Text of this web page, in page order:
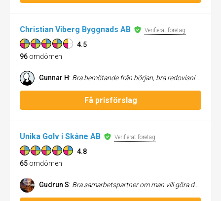
Christian Viberg Byggnads AB Verifierat företag
4.5
96 omdömen
Gunnar H: Bra bemötande från början, bra redovisning av arbetet löpande under tiden. Mycket duktiga och kunniga arbetare. Kan rekomdera detta byggföretag.
Få prisförslag
Unika Golv i Skåne AB Verifierat företag
4.8
65 omdömen
Gudrun S: Bra samarbetspartner om man vill göra delar av jobbet själv. Deras jobb är bra, punktligt och korrekt på alla sätt och vis. Ett tillförlitligt seriöst och kunnigt hantverksföretag jag gärna rekommenderar. Proffesionella hela vägen från kontakt, punktlighet och utförande till fakturering.